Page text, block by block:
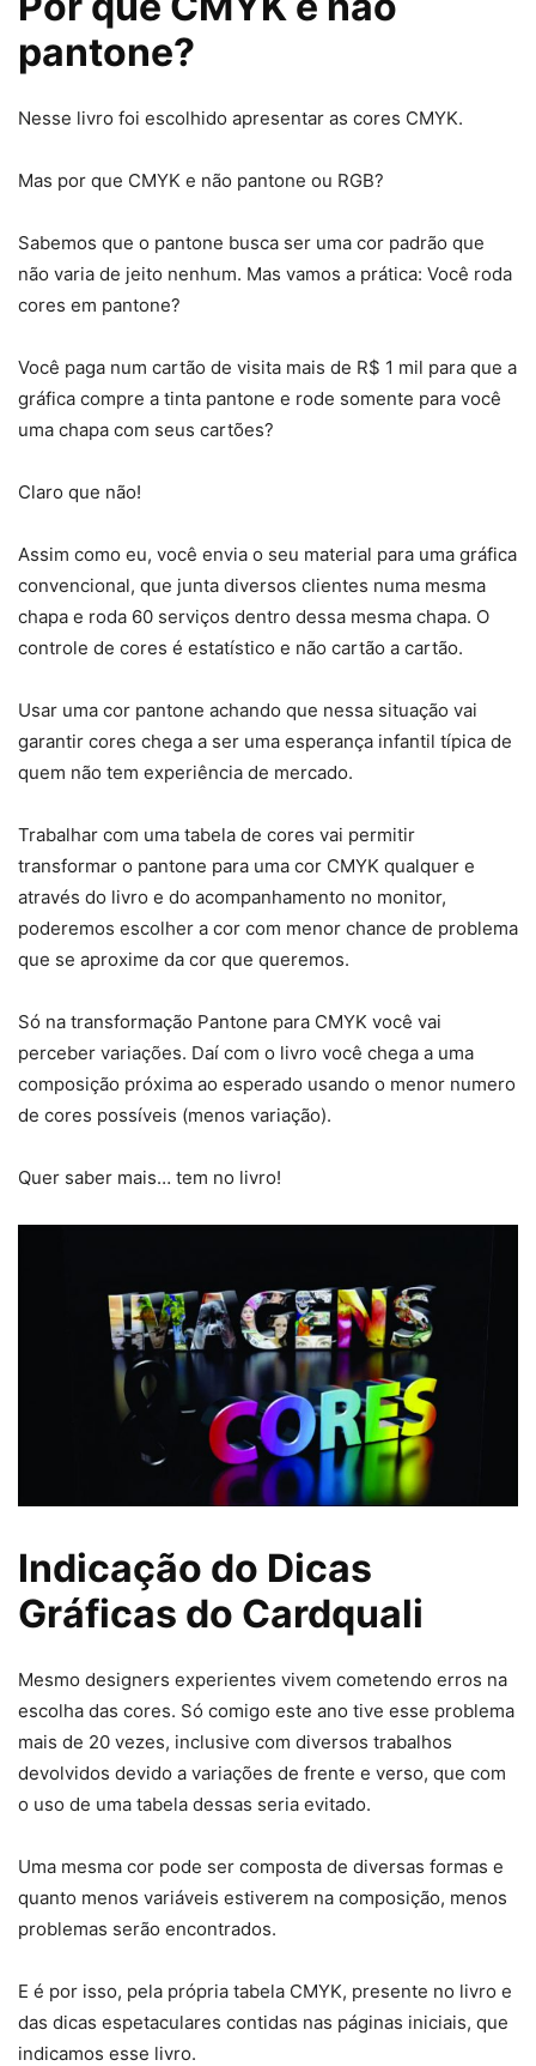
pantone?
Nesse livro foi escolhido apresentar as cores CMYK.
Mas por que CMYK e não pantone ou RGB?
Sabemos que o pantone busca ser uma cor padrão que
não varia de jeito nenhum. Mas vamos a prática: Você roda
cores em pantone?
Você paga num cartão de visita mais de R$ 1 mil para que a
gráfica compre a tinta pantone e rode somente para você
uma chapa com seus cartões?
Claro que não!
Assim como eu, você envia o seu material para uma gráfica
convencional, que junta diversos clientes numa mesma
chapa e roda 60 serviços dentro dessa mesma chapa. O
controle de cores é estatístico e não cartão a cartão.
Usar uma cor pantone achando que nessa situação vai
garantir cores chega a ser uma esperança infantil típica de
quem não tem experiência de mercado.
Trabalhar com uma tabela de cores vai permitir
transformar o pantone para uma cor CMYK qualquer e
através do livro e do acompanhamento no monitor,
poderemos escolher a cor com menor chance de problema
que se aproxime da cor que queremos.
Só na transformação Pantone para CMYK você vai
perceber variações. Daí com o livro você chega a uma
composição próxima ao esperado usando o menor numero
de cores possíveis (menos variação).
Quer saber mais… tem no livro!
Indicação do Dicas
Gráficas do Cardquali
Mesmo designers experientes vivem cometendo erros na
escolha das cores. Só comigo este ano tive esse problema
mais de 20 vezes, inclusive com diversos trabalhos
devolvidos devido a variações de frente e verso, que com
o uso de uma tabela dessas seria evitado.
Uma mesma cor pode ser composta de diversas formas e
quanto menos variáveis estiverem na composição, menos
problemas serão encontrados.
E é por isso, pela própria tabela CMYK, presente no livro e
das dicas espetaculares contidas nas páginas iniciais, que
indicamos esse livro.